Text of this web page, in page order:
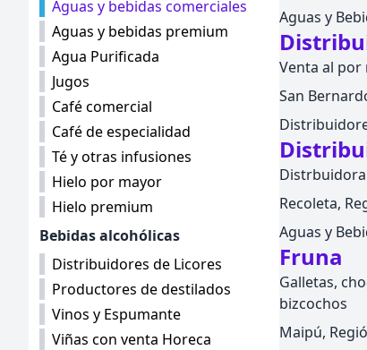
Aguas y bebidas comerciales
Aguas y bebidas premium
Agua Purificada
Jugos
Café comercial
Café de especialidad
Té y otras infusiones
Hielo por mayor
Hielo premium
Bebidas alcohólicas
Distribuidores de Licores
Productores de destilados
Vinos y Espumante
Viñas con venta Horeca
Aguas y
Venta al por
San
Distrbuidora
Recoleta,
Aguas y
Fruna
Galletas,
bizcochos
Maipú,